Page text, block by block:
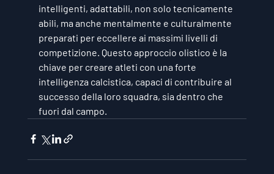
intelligenti, adattabili, non solo tecnicamente
abili, ma anche mentalmente e culturalmente
preparati per eccellere ai massimi livelli di
competizione. Questo approccio olistico è la
chiave per creare atleti con una forte
intelligenza calcistica, capaci di contribuire al
successo della loro squadra, sia dentro che
fuori dal campo.